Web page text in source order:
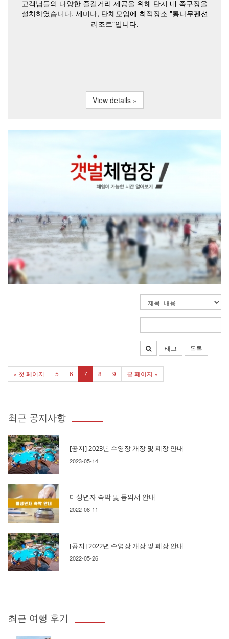
고객님들의 다양한 즐길거리 제공을 위해 단지 내 족구장을
설치하였습니다. 세미나, 단체모임에 최적장소 "통나무펜션
리조트"입니다.
View details »
태그 목록
« 첫 페이지 5 6 7 8 9 끝 페이지 »
최근 공지사항
[공지] 2023년 수영장 개장 및 폐장 안내
2023-05-14
미성년자 숙박 및 동의서 안내
2022-08-11
[공지] 2022년 수영장 개장 및 폐장 안내
2022-05-26
최근 여행 후기